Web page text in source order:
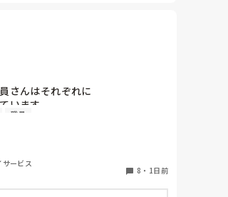
さんはそれぞれに
います。
よく動けたりと。
てみたら…何も持っていないことが
した…
職員
ービス
8 ・ 1日前